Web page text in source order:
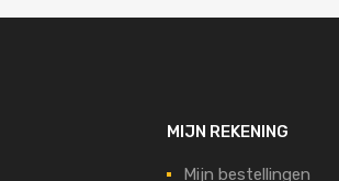
MIJN REKENING
Mijn bestellingen